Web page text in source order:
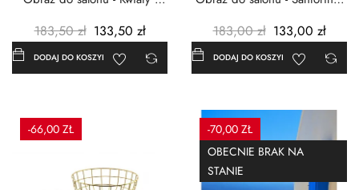
183,50 zł 133,50 zł
DODAJ DO KOSZYKA
183,00 zł 133,00 zł
DODAJ DO KOSZYKA
-66,00 ZŁ
-70,00 ZŁ
OBECNIE BRAK NA
STANIE